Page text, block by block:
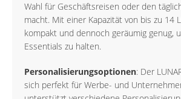
Wahl für Geschäftsreisen oder den
macht. Mit einer Kapazität von bis zu 14
kompakt und dennoch geräumig genug,
Essentials zu halten.
Personalisierungsoptionen: Der
sich perfekt für Werbe- und